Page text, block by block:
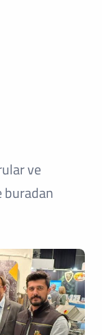
ve
buradan